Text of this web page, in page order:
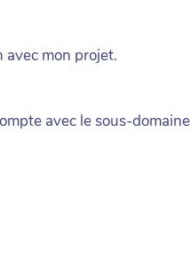
avec mon projet.
avec le sous-domaine